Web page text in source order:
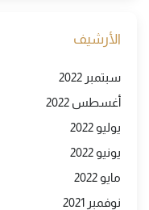
الأرشيف
سبتمبر 2022
أغسطس 2022
يوليو 2022
يونيو 2022
مايو 2022
نوفمبر 2021